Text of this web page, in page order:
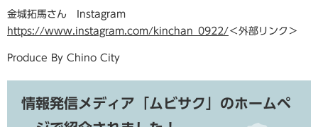
金城拓馬さん Instagram
https://www.instagram.com/kinchan_0922/ ＜外部リンク＞
Produce By Chino City
情報発信メディア「ムビサク」のホームペ